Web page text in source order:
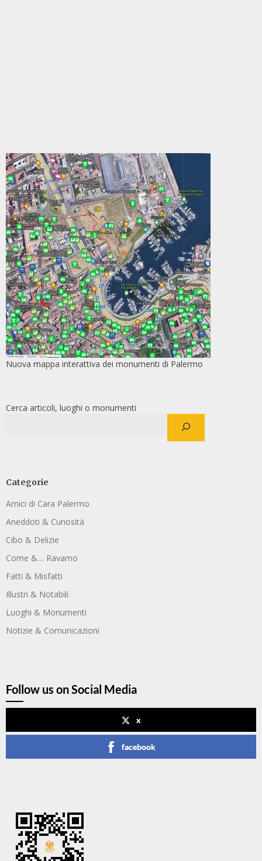
Nuova mappa interattiva dei monumenti di Palermo
Cerca articoli, luoghi o monumenti
Categorie
Amici di Cara Palermo
Aneddoti & Curiosità
Cibo & Delizie
Come &… Ravamo
Fatti & Misfatti
Illustri & Notabili
Luoghi & Monumenti
Notizie & Comunicazioni
Follow us on Social Media
x
facebook